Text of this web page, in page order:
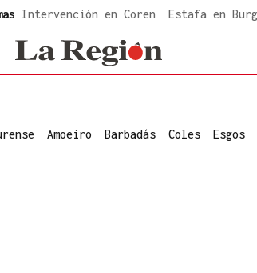
Intervención en Coren Estafa en
Amoeiro Barbadás Coles Esgos